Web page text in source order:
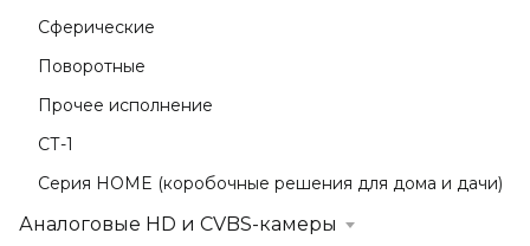
Сферические
Поворотные
Прочее исполнение
СТ-1
Серия HOME (коробочные решения для дома и дачи)
Аналоговые HD и CVBS-камеры